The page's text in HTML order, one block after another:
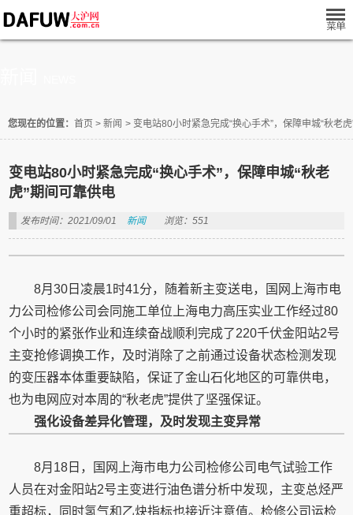
您现在的位置： 首页 > 新闻 > 变电站80小时紧急完成“换心手术”，保障申城“秋老
变电站80小时紧急完成“换心手术”，保障申城“秋老
虎”期间可靠供电
发布时间：2021/09/01 新闻 浏览：551
8月30日凌晨1时41分，随着新主变送电，国网上海市电
力公司检修公司会同施工单位上海电力高压实业工作经过80
个小时的紧张作业和连续奋战顺利完成了220千伏金阳站2号
主变抢修调换工作，及时消除了之前通过设备状态检测发现
的变压器本体重要缺陷，保证了金山石化地区的可靠供电，
也为电网应对本周的“秋老虎”提供了坚强保证。
强化设备差异化管理，及时发现主变异常
8月18日，国网上海市电力公司检修公司电气试验工作
人员在对金阳站2号主变进行油色谱分析中发现，主变总烃严
重超标，同时氢气和乙炔指标也接近注意值。检修公司运检